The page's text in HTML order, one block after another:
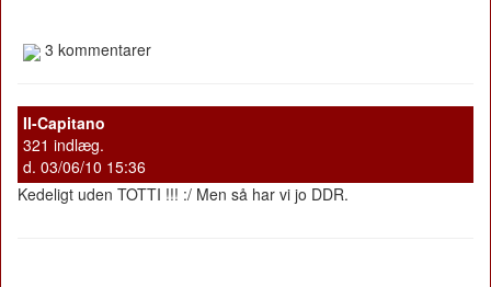
3 kommentarer
II-Capitano
321 indlæg.
d. 03/06/10 15:36
Kedeligt uden TOTTI !!! :/ Men så har vi jo DDR.